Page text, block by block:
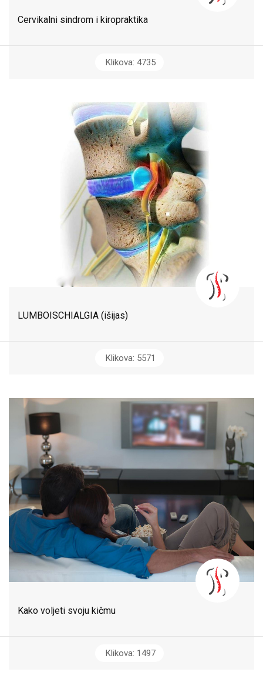
Cervikalni sindrom i kiropraktika
Klikova: 4735
LUMBOISCHIALGIA (išijas)
Klikova: 5571
Kako voljeti svoju kičmu
Klikova: 1497